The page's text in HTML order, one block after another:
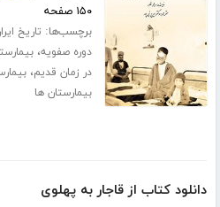
۱۵۰ صفحه
برچسب‌ها: تاریخ
دوره صفویه،
در زمان قدیم،
بیمارستان ها
دانلود کتاب از قاجار به پهلوی